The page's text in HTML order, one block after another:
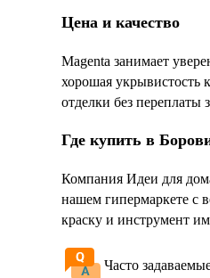
Цена и качество
Magenta занимает
хорошая укрывистость
отделки без переплаты
Где купить в
Компания Идеи для
нашем гипермаркете с
краску и инструмент
Часто